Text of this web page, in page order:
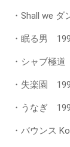
・Shall we
・眠る男
・シャブ極
・失楽園
・うなぎ
・バウンス